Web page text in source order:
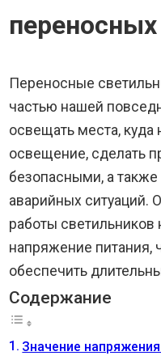
Переносные
частью нашей
освещать места, куда
освещение, сделать
безопасными, а
аварийных ситуаций.
работы
напряжение питания,
обеспечить
Содержание
Значение